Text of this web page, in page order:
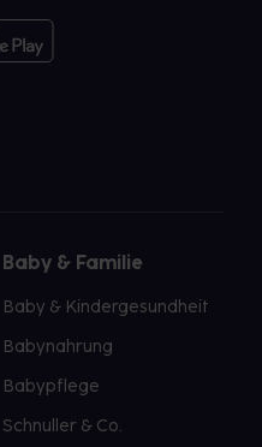
Baby & Familie
Baby & Kindergesundheit
Babynahrung
Babypflege
Schnuller & Co.